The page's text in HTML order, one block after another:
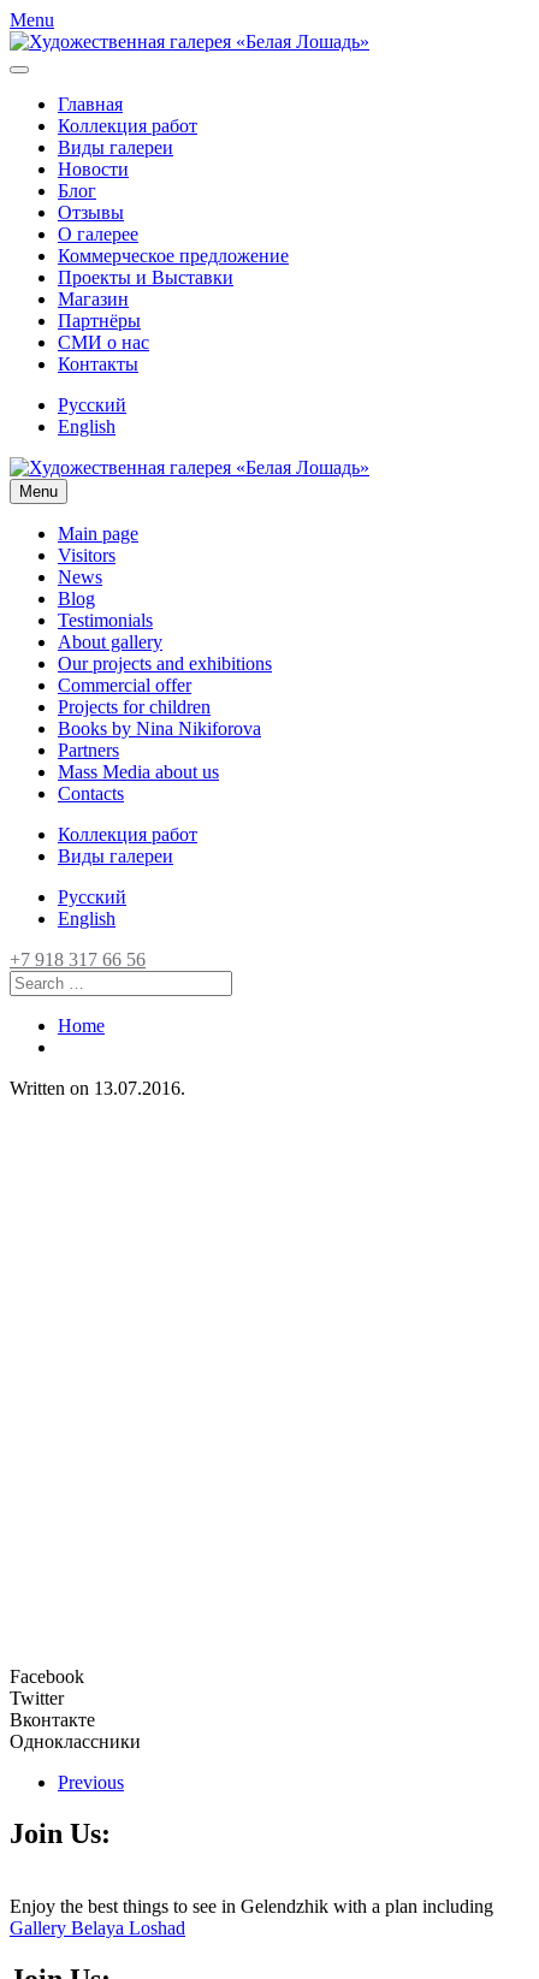
Menu
Главная
Коллекция работ
Виды галереи
Новости
Блог
Отзывы
О галерее
Коммерческое предложение
Проекты и Выставки
Магазин
Партнёры
СМИ о нас
Контакты
Русский
English
Menu
Main page
Visitors
News
Blog
Testimonials
About gallery
Our projects and exhibitions
Commercial offer
Projects for children
Books by Nina Nikiforova
Partners
Mass Media about us
Contacts
Коллекция работ
Виды галереи
Русский
English
+7 918 317 66 56
Home
Written on 13.07.2016.
Facebook
Twitter
Вконтакте
Одноклассники
Previous
Join Us:
Enjoy the best things to see in Gelendzhik with a plan including
Gallery Belaya Loshad